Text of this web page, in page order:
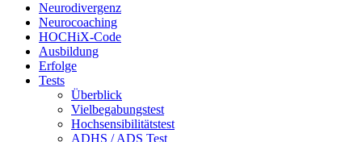
Neurodivergenz
Neurocoaching
HOCHiX-Code
Ausbildung
Erfolge
Tests
Überblick
Vielbegabungstest
Hochsensibilitätstest
ADHS / ADS Test